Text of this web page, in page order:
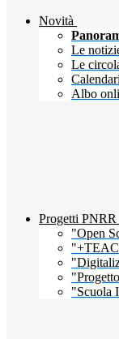
Novità
Le
Le
Albo
Progetti PNRR
"Open
"Scuola